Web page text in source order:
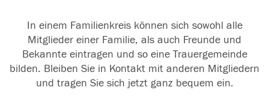
In einem Familienkreis können sich sowohl alle
Mitglieder einer Familie, als auch Freunde und
Bekannte eintragen und so eine Trauergemeinde
bilden. Bleiben Sie in Kontakt mit anderen Mitgliedern
und tragen Sie sich jetzt ganz bequem ein.